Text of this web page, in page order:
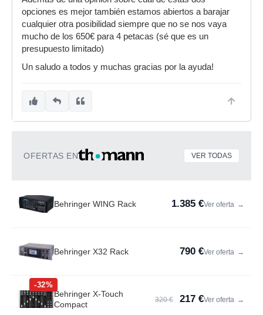
opciones es mejor también estamos abiertos a barajar
cualquier otra posibilidad siempre que no se nos vaya
mucho de los 650€ para 4 petacas (sé que es un
presupuesto limitado)
Un saludo a todos y muchas gracias por la ayuda!
OFERTAS EN VER TODAS
Behringer WING Rack 1.385 €Ver oferta →
Behringer X32 Rack 790 €Ver oferta →
-32%
Behringer X-Touch
Compact
320 € 217 €Ver oferta →